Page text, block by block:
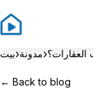
بيت›مدونة›العقارات؟
← Back to blog